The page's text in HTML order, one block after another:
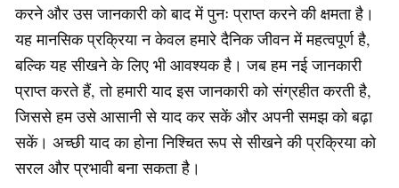
करने और उस जानकारी को बाद में पुनः प्राप्त करने की क्षमता है।
यह मानसिक प्रक्रिया न केवल हमारे दैनिक जीवन में महत्वपूर्ण है,
बल्कि यह सीखने के लिए भी आवश्यक है। जब हम नई जानकारी
प्राप्त करते हैं, तो हमारी याद इस जानकारी को संग्रहीत करती है,
जिससे हम उसे आसानी से याद कर सकें और अपनी समझ को बढ़ा
सकें। अच्छी याद का होना निश्चित रूप से सीखने की प्रक्रिया को
सरल और प्रभावी बना सकता है।